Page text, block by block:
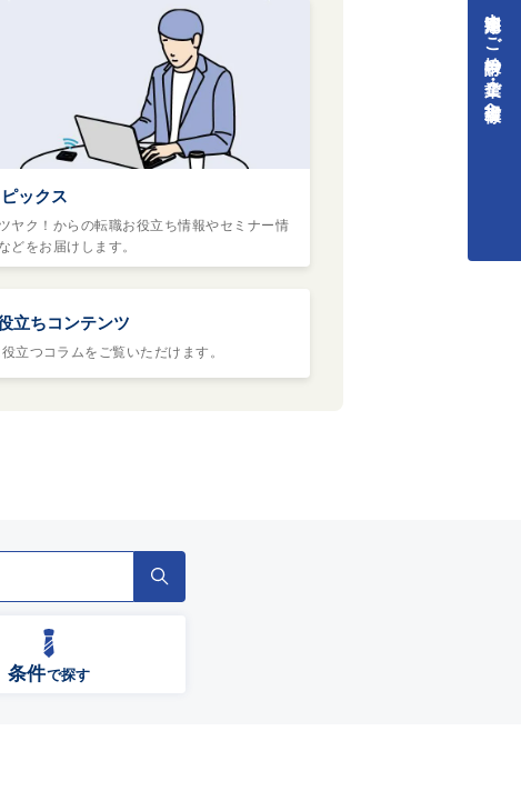
ピックス
ヤク！からの転職お役立ち情報やセミナー情
どをお届けします。
立ちコンテンツ
立つコラムをご覧いただけます。
条件で探す
中途採用をご検討中の企業・ご担当者様へ